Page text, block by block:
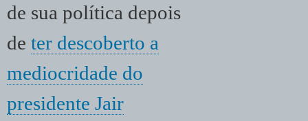
de sua política depois
de ter descoberto a
mediocridade do
presidente Jair